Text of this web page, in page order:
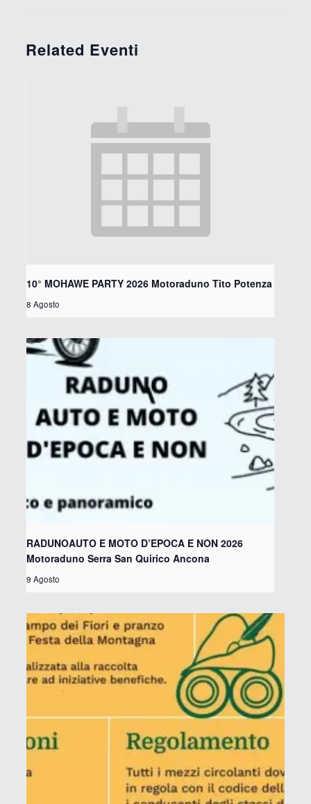
Related Eventi
10° MOHAWE PARTY 2026 Motoraduno Tito Potenza
8 Agosto
RADUNOAUTO E MOTO D’EPOCA E NON 2026
Motoraduno Serra San Quirico Ancona
9 Agosto